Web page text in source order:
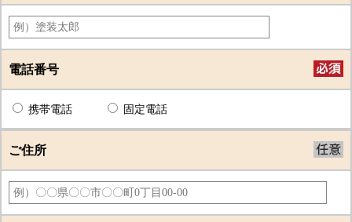
電話番号
携帯電話 固定電話
ご住所